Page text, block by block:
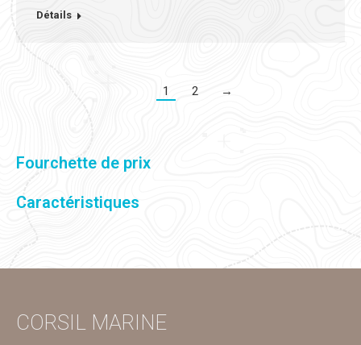
Détails
1 2 →
Fourchette de prix
Caractéristiques
CORSIL MARINE